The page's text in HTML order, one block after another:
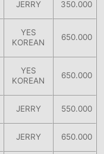
JERRY 350.000
YES
KOREAN
650.000
YES
KOREAN
650.000
JERRY 550.000
JERRY 650.000